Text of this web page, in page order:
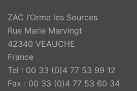
ZAC l’Orme les Sources
Rue Marie Marvingt
42340 VEAUCHE
France
Tel : 00 33 (0)4 77 53 99 12
Fax : 00 33 (0)4 77 53 60 34